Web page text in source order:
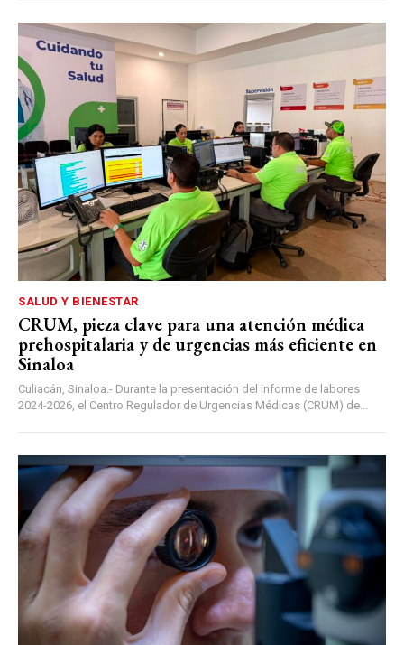
SALUD Y BIENESTAR
CRUM, pieza clave para una atención médica
prehospitalaria y de urgencias más eficiente en
Sinaloa
Culiacán, Sinaloa.- Durante la presentación del informe de labores
2024-2026, el Centro Regulador de Urgencias Médicas (CRUM) de...